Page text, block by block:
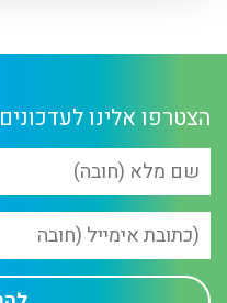
הצטרפו אלינו לעדכונים